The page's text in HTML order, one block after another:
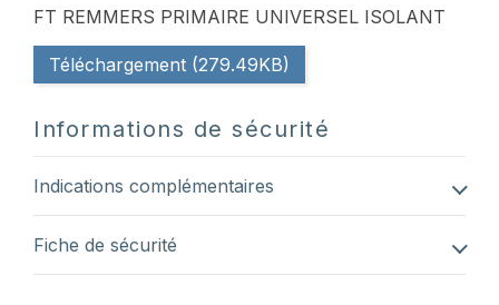
FT REMMERS PRIMAIRE UNIVERSEL ISOLANT
Téléchargement (279.49KB)
Informations de sécurité
Indications complémentaires
Fiche de sécurité